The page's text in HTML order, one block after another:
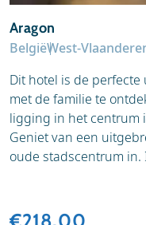
Aragon
BelgiëWest-
Dit hotel is de
met de familie te
ligging in het centrum
Geniet van een
oude stadscentrum in.